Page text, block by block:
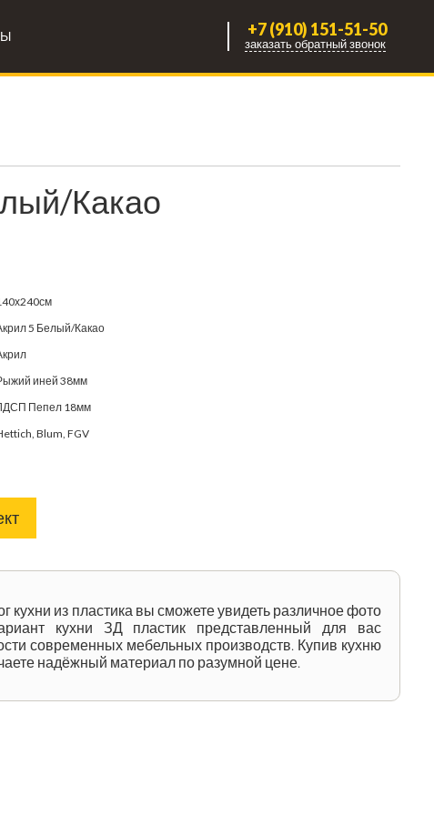
+7 (910) 151-51-50
заказать обратный звонок
Какао
5 Белый/Какао
иней 38мм
Пепел 18мм
Blum, FGV
кухни из пластика вы сможете увидеть различное фото
кухни ЗД пластик представленный для вас
современных мебельных производств. Купив кухню
надёжный материал по разумной цене.